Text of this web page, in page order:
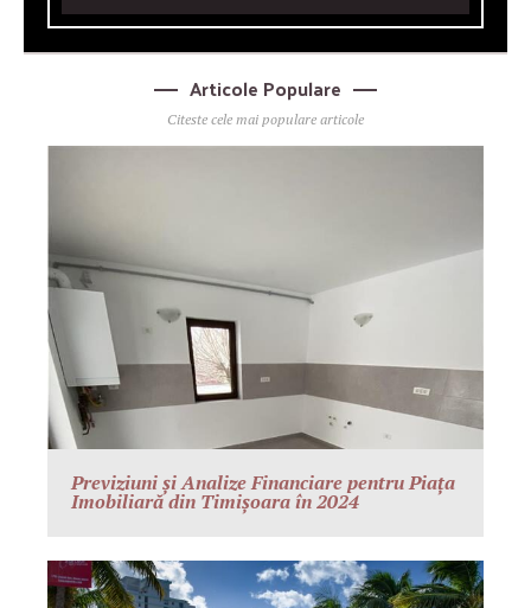
Articole Populare
Citeste cele mai populare articole
Previziuni și Analize Financiare pentru Piața
Imobiliară din Timișoara în 2024